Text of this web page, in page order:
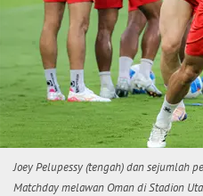
Joey Pelupessy (tengah) dan sejumlah
Matchday melawan Oman di Stadion